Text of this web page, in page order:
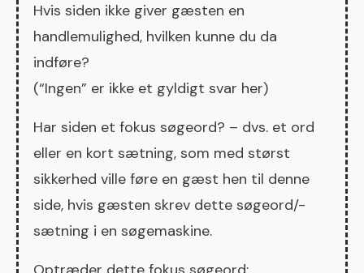
Hvis siden ikke giver gæsten en
handlemulighed, hvilken kunne du da
indføre?
(“Ingen” er ikke et gyldigt svar her)
Har siden et fokus søgeord? – dvs. et ord
eller en kort sætning, som med størst
sikkerhed ville føre en gæst hen til denne
side, hvis gæsten skrev dette søgeord/-
sætning i en søgemaskine.